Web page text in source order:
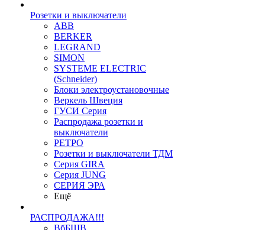
Розетки и выключатели
ABB
BERKER
LEGRAND
SIMON
SYSTEME ELECTRIC
(Schneider)
Блоки электроустановочные
Веркель Швеция
ГУСИ Серия
Распродажа розетки и
выключатели
РЕТРО
Розетки и выключатели ТДМ
Серия GIRA
Серия JUNG
СЕРИЯ ЭРА
Ещё
РАСПРОДАЖА!!!